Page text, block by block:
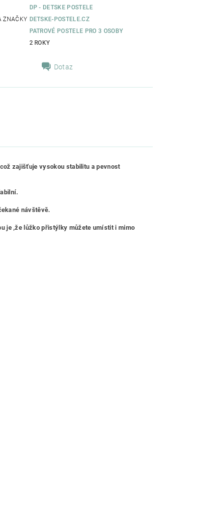
DP - DETSKE POSTELE
ZNAČKY DETSKE-POSTELE.CZ
PATROVÉ POSTELE PRO 3 OSOBY
2 ROKY
Dotaz
zajišťuje vysokou stabilitu a pevnost
návštěvě.
je ,že lůžko přistýlky můžete umístit i mimo